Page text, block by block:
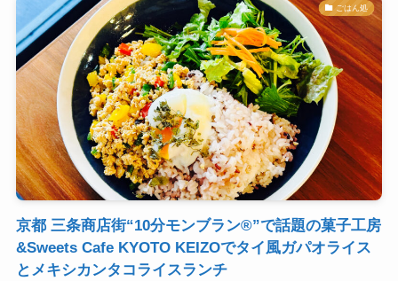
ごはん処
京都 三条商店街“10分モンブラン®”で話題の菓子工房
&Sweets Cafe KYOTO KEIZOでタイ風ガパオライス
とメキシカンタコライスランチ